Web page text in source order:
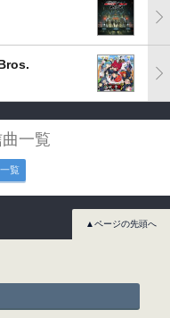
一覧
一覧
▲ページの先頭へ